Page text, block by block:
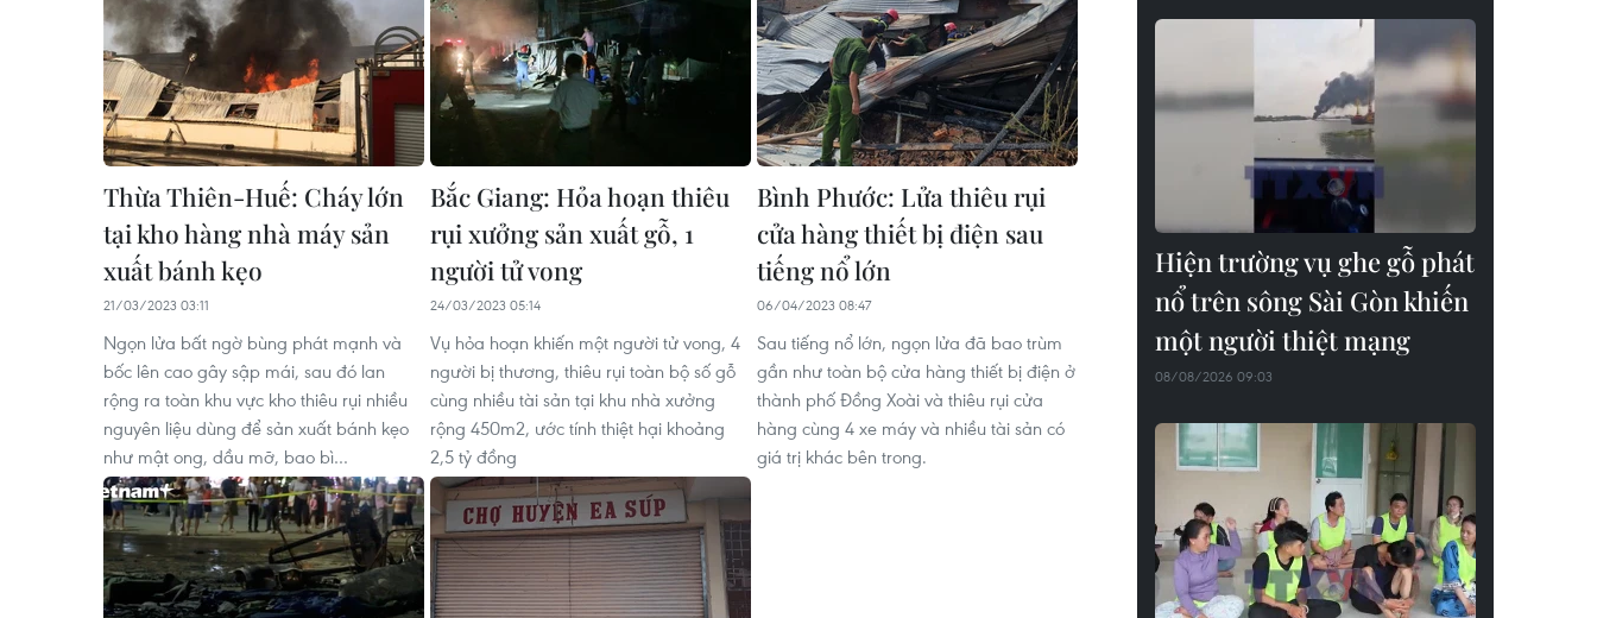
Thừa Thiên-Huế: Cháy lớn
tại kho hàng nhà máy sản
xuất bánh kẹo
21/03/2023 03:11
Ngọn lửa bất ngờ bùng phát mạnh và
bốc lên cao gây sập mái, sau đó lan
rộng ra toàn khu vực kho thiêu rụi nhiều
nguyên liệu dùng để sản xuất bánh kẹo
như mật ong, dầu mỡ, bao bì…
Bắc Giang: Hỏa hoạn thiêu
rụi xưởng sản xuất gỗ, 1
người tử vong
24/03/2023 05:14
Vụ hỏa hoạn khiến một người tử vong, 4
người bị thương, thiêu rụi toàn bộ số gỗ
cùng nhiều tài sản tại khu nhà xưởng
rộng 450m2, ước tính thiệt hại khoảng
2,5 tỷ đồng
Bình Phước: Lửa thiêu rụi
cửa hàng thiết bị điện sau
tiếng nổ lớn
06/04/2023 08:47
Sau tiếng nổ lớn, ngọn lửa đã bao trùm
gần như toàn bộ cửa hàng thiết bị điện ở
thành phố Đồng Xoài và thiêu rụi cửa
hàng cùng 4 xe máy và nhiều tài sản có
giá trị khác bên trong.
Hiện trường vụ ghe gỗ phát
nổ trên sông Sài Gòn khiến
một người thiệt mạng
08/08/2026 09:03